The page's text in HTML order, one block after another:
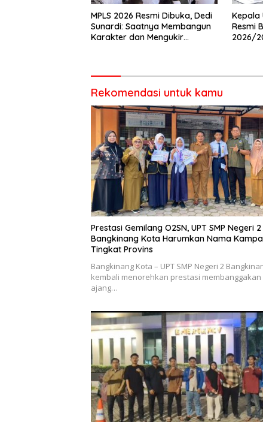
MPLS 2026 Resmi Dibuka, Dedi
Sunardi: Saatnya Membangun
Karakter dan Mengukir
Kepala
Resmi
2026/
Rekomendasi untuk kamu
Prestasi Gemilang O2SN, UPT SMP Negeri 2
Bangkinang Kota Harumkan Nama
Tingkat Provins
Bangkinang Kota – UPT SMP Negeri 2
kembali menorehkan prestasi membanggakan
ajang…